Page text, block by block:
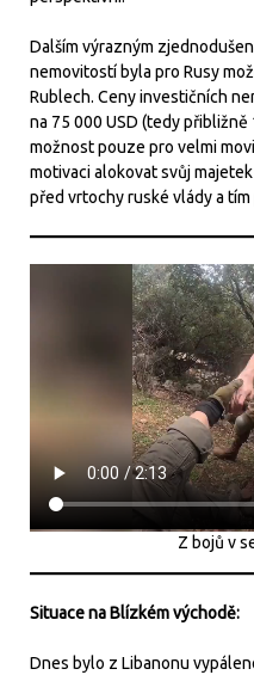
Dalším výrazným
nemovitostí byla pro Rusy
Rublech. Ceny investičních
na 75 000 USD (tedy přibližně
možnost pouze pro velmi
motivaci alokovat svůj
před vrtochy ruské vlády a tím
Z bojů v
Situace na Blízkém východě:
Dnes bylo z Libanonu